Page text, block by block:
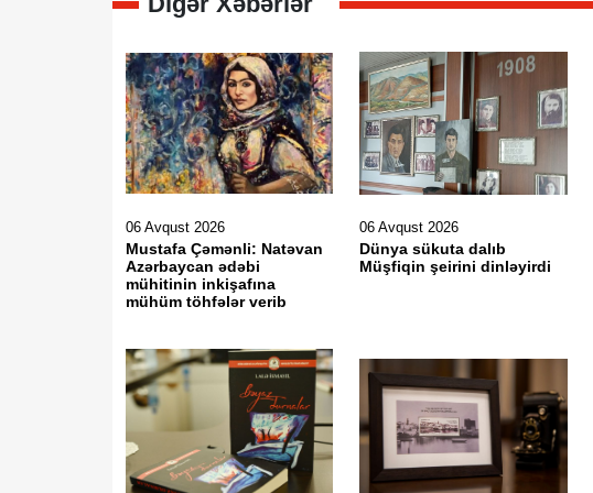
06 Avqust 2026
Mustafa Çəmənli: Natəvan
Azərbaycan ədəbi
mühitinin inkişafına
mühüm töhfələr verib
06 Avqust 2026
Dünya sükuta dalıb
Müşfiqin şeirini dinləyirdi